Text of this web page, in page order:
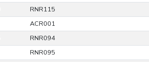
RNR115
ACR001
RNR094
RNR095